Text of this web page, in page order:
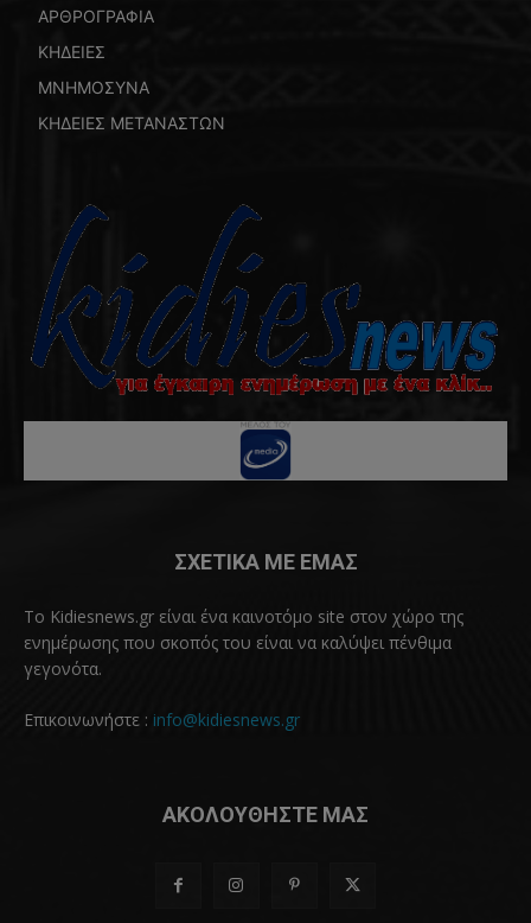
ΑΡΘΡΟΓΡΑΦΙΑ
ΚΗΔΕΙΕΣ
ΜΝΗΜΟΣΥΝΑ
ΚΗΔΕΙΕΣ ΜΕΤΑΝΑΣΤΩΝ
ΣΧΕΤΙΚΑ ΜΕ ΕΜΑΣ
Το Kidiesnews.gr είναι ένα καινοτόμο site στον χώρο της
ενημέρωσης που σκοπός του είναι να καλύψει πένθιμα
γεγονότα.
Επικοινωνήστε : info@kidiesnews.gr
ΑΚΟΛΟΥΘΗΣΤΕ ΜΑΣ